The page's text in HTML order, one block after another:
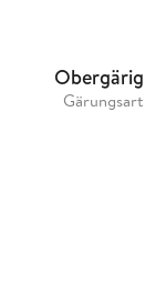
Obergärig
Gärungsart